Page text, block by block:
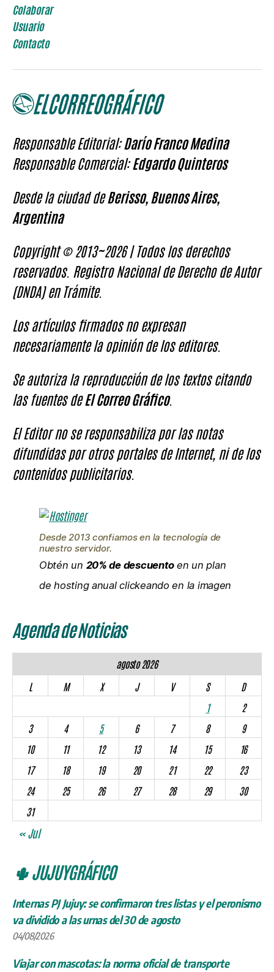
Colaborar
Usuario
Contacto
Responsable Editorial:Darío Franco Medina
Responsable Comercial:Edgardo Quinteros
Desde la ciudad deBerisso, Buenos Aires,
Argentina
Copyright © 2013~2026 | Todos los derechos
reservados. Registro Nacional de Derecho de Autor
(DNDA) en Trámite.
Los artículos firmados no expresan
necesariamente la opinión de los editores.
Se autoriza la reproducción de los textos citando
las fuentes deEl Correo Gráfico.
El Editor no se responsabiliza por las notas
difundidas por otros portales de Internet, ni de los
contenidos publicitarios.
Desde 2013 confiamos en la tecnología de
nuestro servidor.
Obtén un 20% de descuentoen un plan
de hosting anual clickeando en la imagen
Agenda de Noticias
agosto 2026
L
M X J V S
D
1
2
3
4 5 6 7 8
9
10
11 12 13 14 15
16
17
18 19 20 21 22
23
24
25 26 27 28 29
30
31
« Jul
🌵 JUJUYGRÁFICO
Internas PJ Jujuy: se confirmaron tres listas y el peronismo
va dividido a las urnas del 30 de agosto
04/08/2026
Viajar con mascotas: la norma oficial de transporte